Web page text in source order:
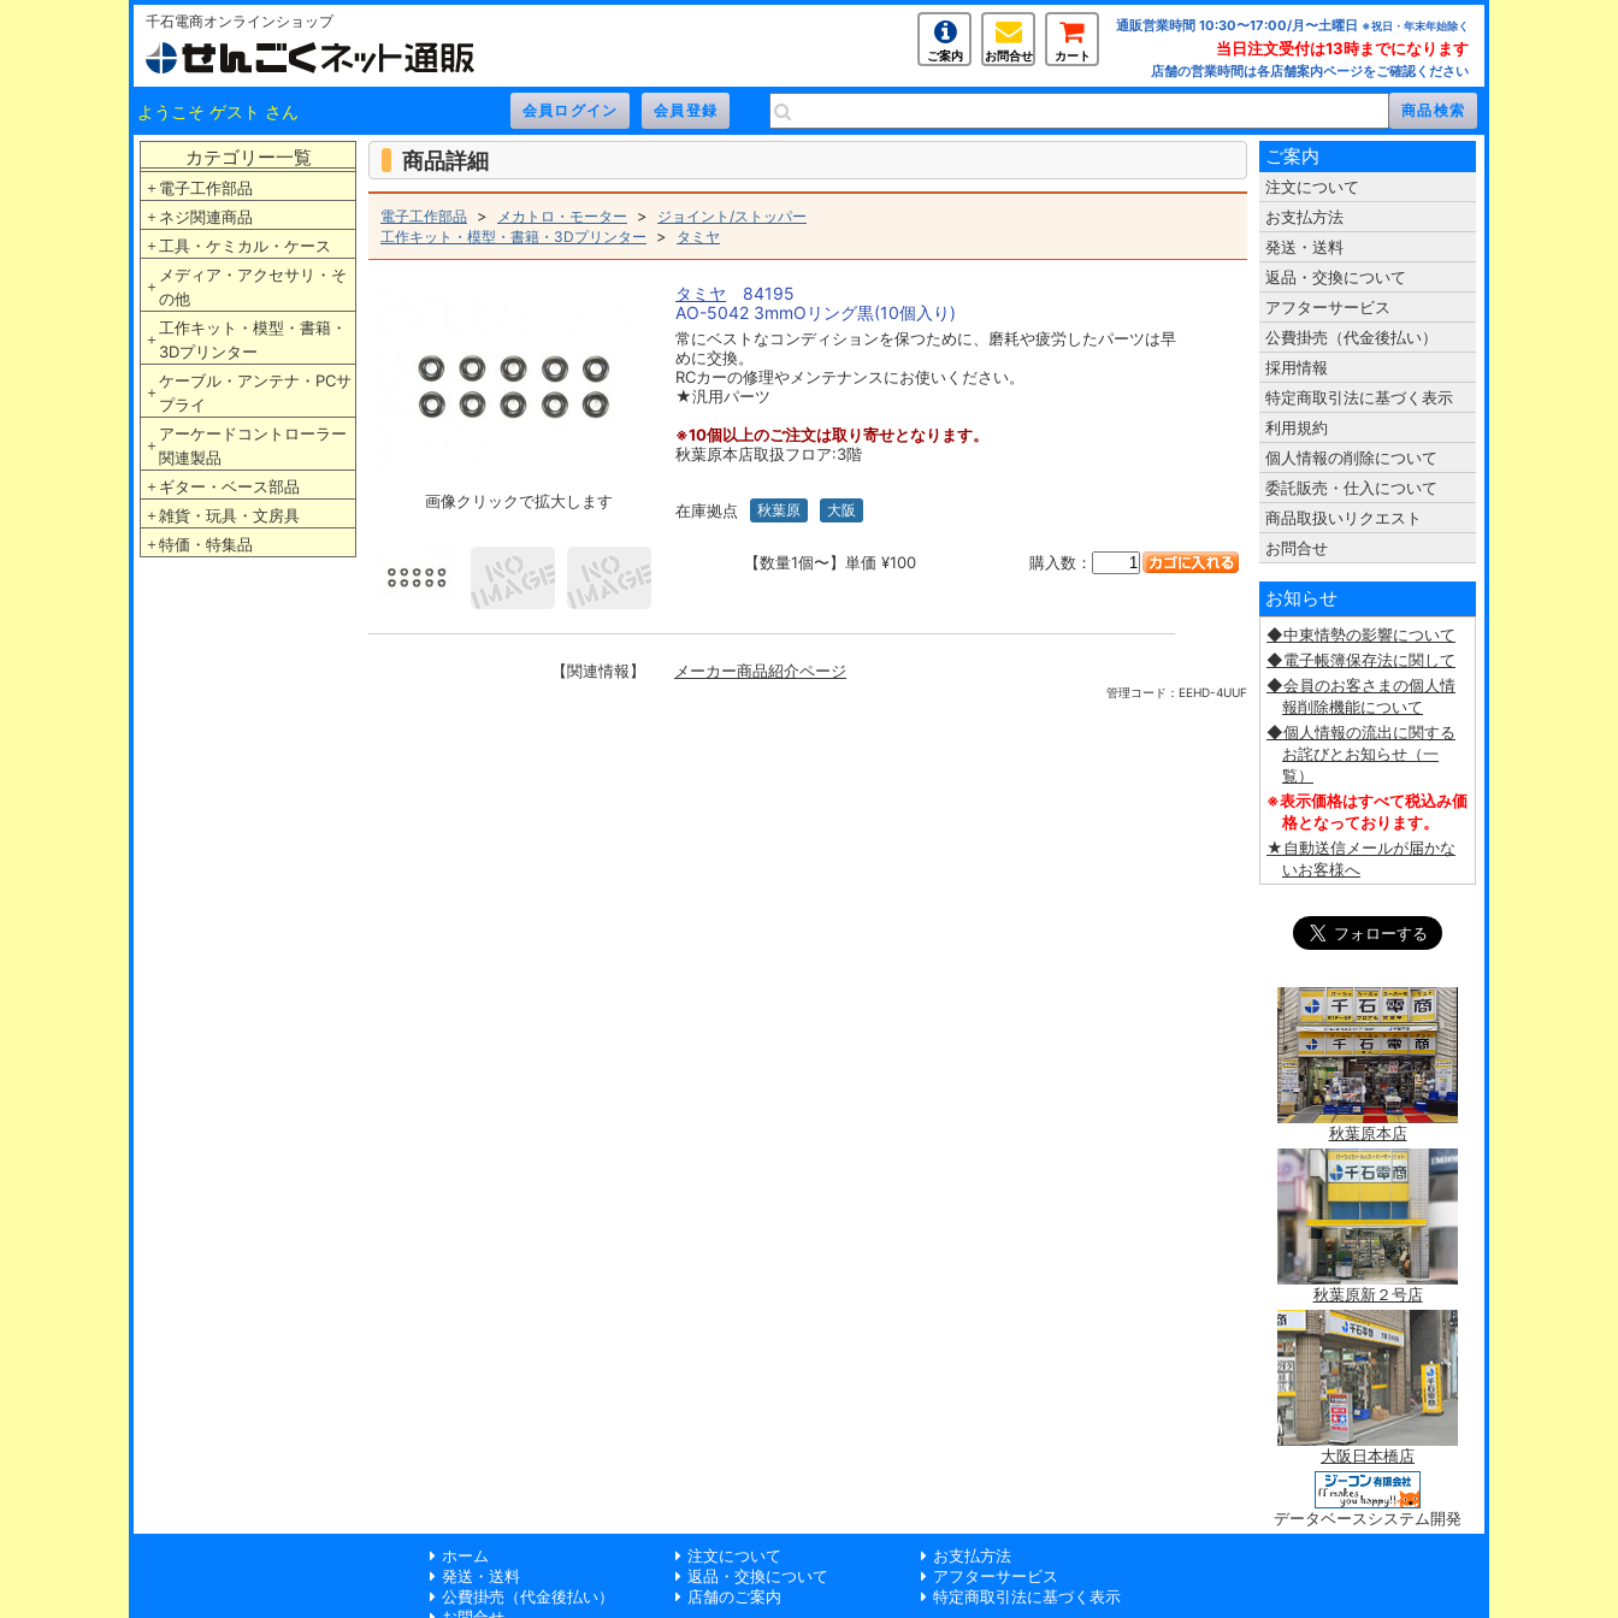
千石電商オンラインショップ
ご案内 お問合せ カート
通販営業時間 10:30〜17:00/月〜土曜日 ※祝日・年末年始除く
当日注文受付は13時までになります
店舗の営業時間は各店舗案内ページをご確認ください
ようこそ ゲスト さん
カテゴリー一覧
＋ 電子工作部品
＋ ネジ関連商品
＋ 工具・ケミカル・ケース
＋
メディア・アクセサリ・そ
の他
＋
工作キット・模型・書籍・
3Dプリンター
＋
ケーブル・アンテナ・PCサ
プライ
＋
アーケードコントローラー
関連製品
＋ ギター・ベース部品
＋ 雑貨・玩具・文房具
＋ 特価・特集品
商品詳細
電子工作部品 > メカトロ・モーター > ジョイント/ストッパー
工作キット・模型・書籍・3Dプリンター > タミヤ
画像クリックで拡大します
タミヤ 84195
AO-5042 3mmOリング黒(10個入り)
常にベストなコンディションを保つために、磨耗や疲労したパーツは早
めに交換。
RCカーの修理やメンテナンスにお使いください。
★汎用パーツ
※10個以上のご注文は取り寄せとなります。
秋葉原本店取扱フロア:3階
在庫拠点 秋葉原 大阪
【数量1個〜】単価 ¥100 購入数：
【関連情報】 メーカー商品紹介ページ
管理コード： EEHD-4UUF
ご案内
注文について
お支払方法
発送・送料
返品・交換について
アフターサービス
公費掛売（代金後払い）
採用情報
特定商取引法に基づく表示
利用規約
個人情報の削除について
委託販売・仕入について
商品取扱いリクエスト
お問合せ
お知らせ
◆中東情勢の影響について
◆電子帳簿保存法に関して
◆会員のお客さまの個人情
報削除機能について
◆個人情報の流出に関する
お詫びとお知らせ（一
覧）
※表示価格はすべて税込み価
格となっております。
★自動送信メールが届かな
いお客様へ
秋葉原本店
秋葉原新２号店
大阪日本橋店
データベースシステム開発
ホーム
注文について
お支払方法
発送・送料
返品・交換について
アフターサービス
公費掛売（代金後払い）
店舗のご案内
特定商取引法に基づく表示